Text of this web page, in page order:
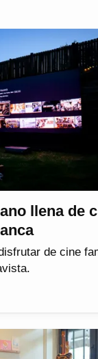
llena de
de cine